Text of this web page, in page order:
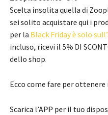
Scelta insolita quella di
sei solito acquistare qui i
per la Black Friday è solo
incluso, ricevi il 5% DI
dello shop.
Ecco come fare per ottenere
Scarica l’APP per il tuo